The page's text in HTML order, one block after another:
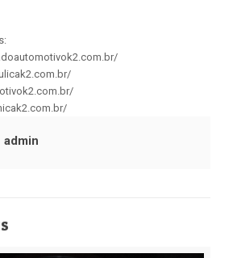
admin